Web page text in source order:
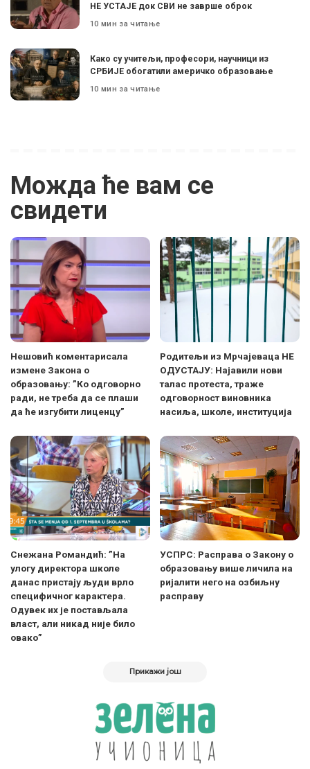
НЕ УСТАЈЕ док СВИ не заврше оброк
10 мин за читање
Како су учитељи, професори, научници из
СРБИЈЕ обогатили америчко образовање
10 мин за читање
Можда ће вам се
свидети
Нешовић коментарисала
измене Закона о
образовању: ”Ко одговорно
ради, не треба да се плаши
да ће изгубити лиценцу”
Родитељи из Мрчајеваца НЕ
ОДУСТАЈУ: Најавили нови
талас протеста, траже
одговорност виновника
насиља, школе, институција
Снежана Романдић: ”На
улогу директора школе
данас пристају људи врло
специфичног карактера.
Одувек их је постављала
власт, али никад није било
овако”
УСПРС: Расправа о Закону о
образовању више личила на
ријалити него на озбиљну
расправу
Прикажи још